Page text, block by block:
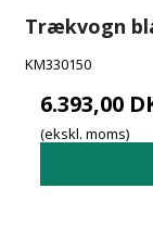
Trækvogn
KM330150
6.393,00
(ekskl. moms)